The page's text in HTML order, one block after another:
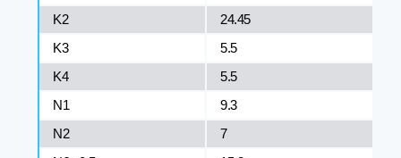
K2
24.45
K3
5.5
K4
5.5
N1
9.3
N2
7